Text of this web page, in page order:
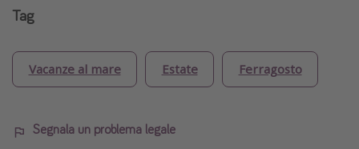
Tag
Vacanze al mare Estate Ferragosto
Segnala un problema legale